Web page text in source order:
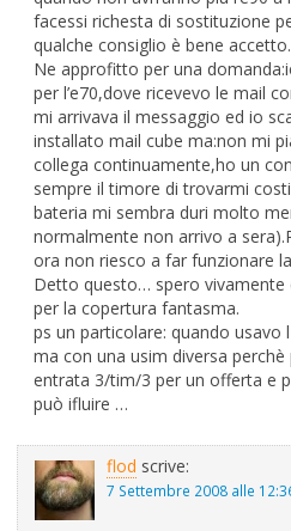
facessi richesta di sostituzione
qualche consiglio è bene accetto.
Ne approfitto per una
per l’e70,dove ricevevo le mail
mi arrivava il messaggio ed io
installato mail cube ma:non mi
collega continuamente,ho un
sempre il timore di trovarmi
bateria mi sembra duri molto
normalmente non arrivo a
ora non riesco a far funzionare
Detto questo… spero vivamente
per la copertura fantasma.
ps un particolare: quando usavo
ma con una usim diversa
entrata 3/tim/3 per un offerta e
può ifluire …
flod scrive:
7 Settembre 2008 alle